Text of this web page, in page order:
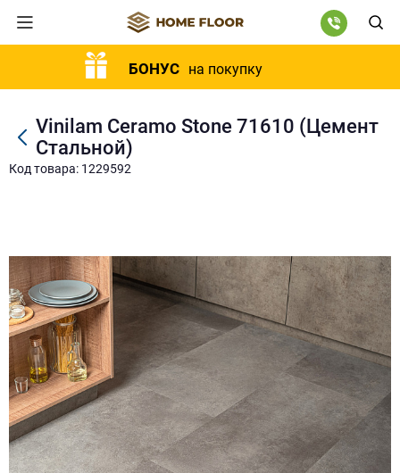
БОНУС на покупку
Vinilam Ceramo Stone 71610 (Цемент
Cтальной)
Код товара: 1229592